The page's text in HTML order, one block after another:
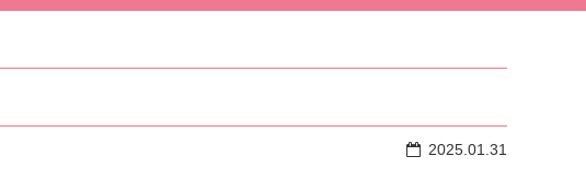
2025.01.31